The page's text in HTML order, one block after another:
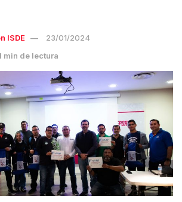
ISDE
23/01/2024
min de lectura